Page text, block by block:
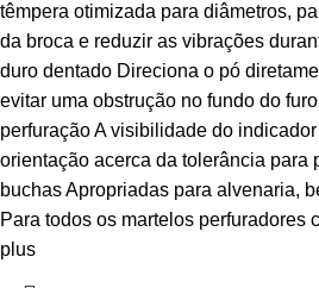
têmpera otimizada para diâmetros,
da broca e reduzir as vibrações
duro dentado Direciona o pó
evitar uma obstrução no fundo do
perfuração A visibilidade do
orientação acerca da tolerância para
buchas Apropriadas para alvenaria,
Para todos os martelos perfuradores
plus